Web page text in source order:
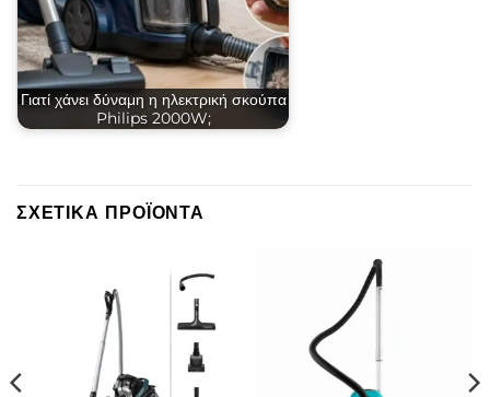
Γιατί χάνει δύναμη η ηλεκτρική σκούπα
Philips 2000W;
ΣΧΕΤΙΚΆ ΠΡΟΪΌΝΤΑ